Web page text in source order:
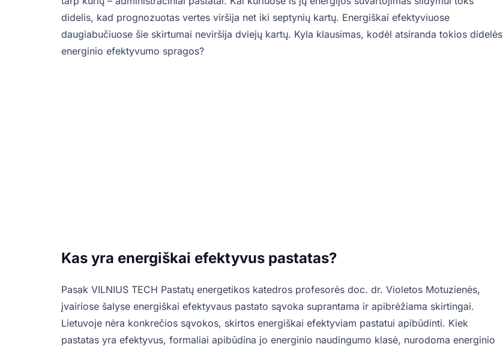
didelis, kad prognozuotas vertes viršija net iki septynių kartų. Energiškai efektyviuose
daugiabučiuose šie skirtumai neviršija dviejų kartų. Kyla klausimas, kodėl atsiranda tokios didelės
energinio efektyvumo spragos?
Kas yra energiškai efektyvus pastatas?
Pasak VILNIUS TECH Pastatų energetikos katedros profesorės doc. dr. Violetos Motuzienės,
įvairiose šalyse energiškai efektyvaus pastato sąvoka suprantama ir apibrėžiama skirtingai.
Lietuvoje nėra konkrečios sąvokos, skirtos energiškai efektyviam pastatui apibūdinti. Kiek
pastatas yra efektyvus, formaliai apibūdina jo energinio naudingumo klasė, nurodoma energinio